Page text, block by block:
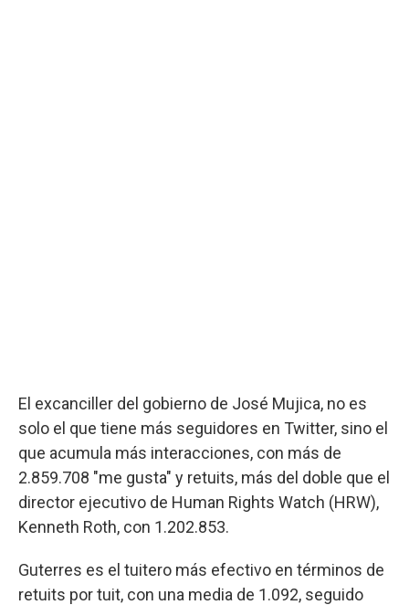
El excanciller del gobierno de José Mujica, no es
solo el que tiene más seguidores en Twitter, sino el
que acumula más interacciones, con más de
2.859.708 "me gusta" y retuits, más del doble que el
director ejecutivo de Human Rights Watch (HRW),
Kenneth Roth, con 1.202.853.
Guterres es el tuitero más efectivo en términos de
retuits por tuit, con una media de 1.092, seguido